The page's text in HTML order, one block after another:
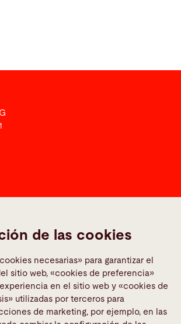
averia
de las cookies
necesarias» para garantizar el
sitio web, «cookies de preferencia»
en el sitio web y «cookies de
utilizadas por terceros para
de marketing, por ejemplo, en las